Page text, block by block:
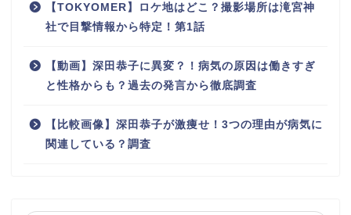
【TOKYOMER】ロケ地はどこ？撮影場所は滝宮神
社で目撃情報から特定！第1話
【動画】深田恭子に異変？！病気の原因は働きすぎ
と性格からも？過去の発言から徹底調査
【比較画像】深田恭子が激痩せ！3つの理由が病気に
関連している？調査